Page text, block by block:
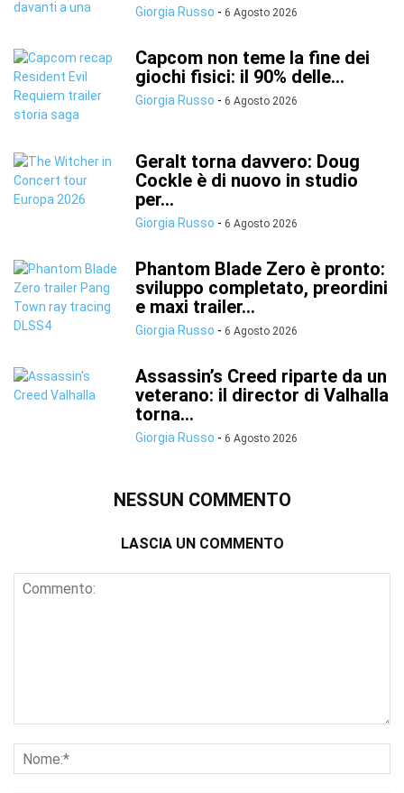
Giorgia Russo - 6 Agosto 2026
Capcom non teme la fine dei
giochi fisici: il 90% delle...
Giorgia Russo - 6 Agosto 2026
Geralt torna davvero: Doug
Cockle è di nuovo in studio
per...
Giorgia Russo - 6 Agosto 2026
Phantom Blade Zero è pronto:
sviluppo completato, preordini
e maxi trailer...
Giorgia Russo - 6 Agosto 2026
Assassin’s Creed riparte da un
veterano: il director di Valhalla
torna...
Giorgia Russo - 6 Agosto 2026
NESSUN COMMENTO
LASCIA UN COMMENTO